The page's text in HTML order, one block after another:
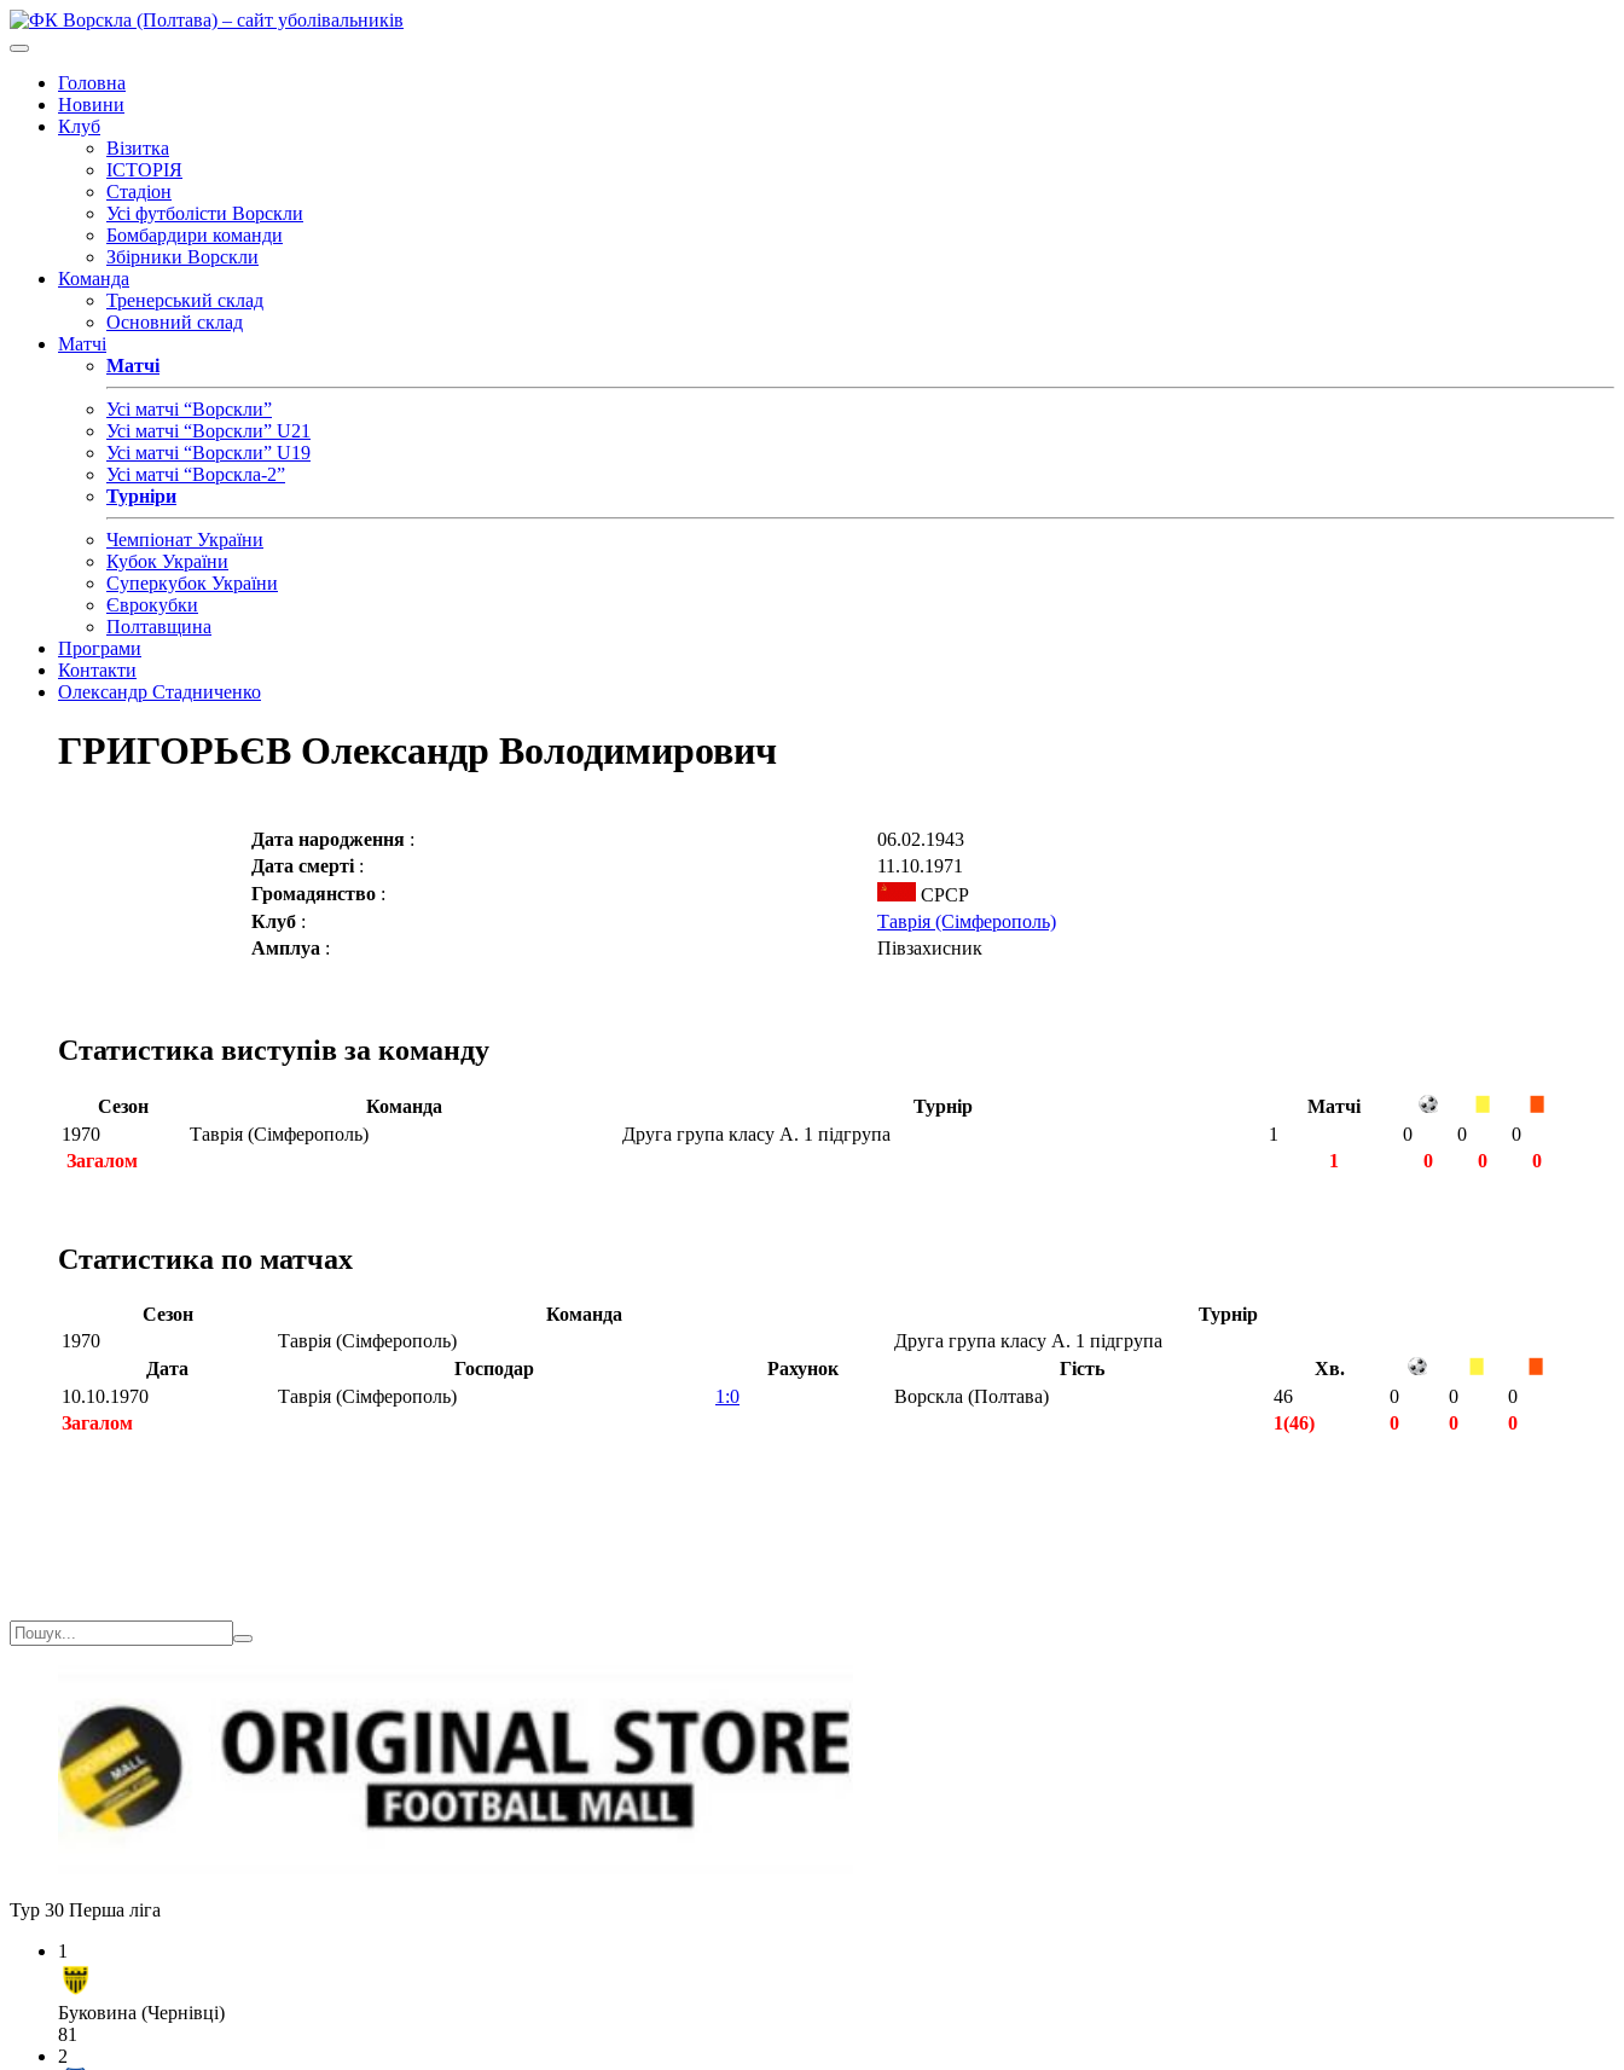
Головна
Новини
Клуб
Візитка
ІСТОРІЯ
Стадіон
Усі футболісти Ворскли
Бомбардири команди
Збірники Ворскли
Команда
Тренерський склад
Основний склад
Матчі
Матчі
Усі матчі “Ворскли”
Усі матчі “Ворскли” U21
Усі матчі “Ворскли” U19
Усі матчі “Ворскла-2”
Турніри
Чемпіонат України
Кубок України
Суперкубок України
Єврокубки
Полтавщина
Програми
Контакти
Олександр Стадниченко
ГРИГОРЬЄВ Олександр Володимирович
Дата народження :
06.02.1943
Дата смерті :
11.10.1971
Громадянство :
СРСР
Клуб :
Таврія (Сімферополь)
Амплуа : Півзахисник
Статистика виступів за команду
Сезон Команда Турнір
Матчі
1970
Таврія (Сімферополь) Друга група класу А. 1 підгрупа 1 0 0
0
Загалом
1 0 0 0
Статистика по матчах
Сезон Команда
Турнір
1970
Таврія (Сімферополь)
Друга група класу А. 1 підгрупа
Дата
Господар Рахунок Гість
Хв.
10.10.1970
Таврія (Сімферополь) 1:0 Ворскла (Полтава) 46 0 0
0
Загалом
1(46) 0 0
0
Тур 30 Перша ліга
1
Буковина (Чернівці)
81
2